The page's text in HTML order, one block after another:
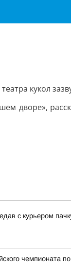
кукол
дворе»,
с курьером
чемпионата